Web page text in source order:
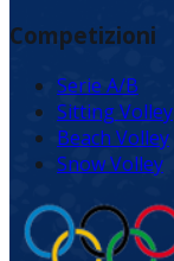
Competizioni
Serie A/B
Sitting Volley
Beach Volley
Snow Volley